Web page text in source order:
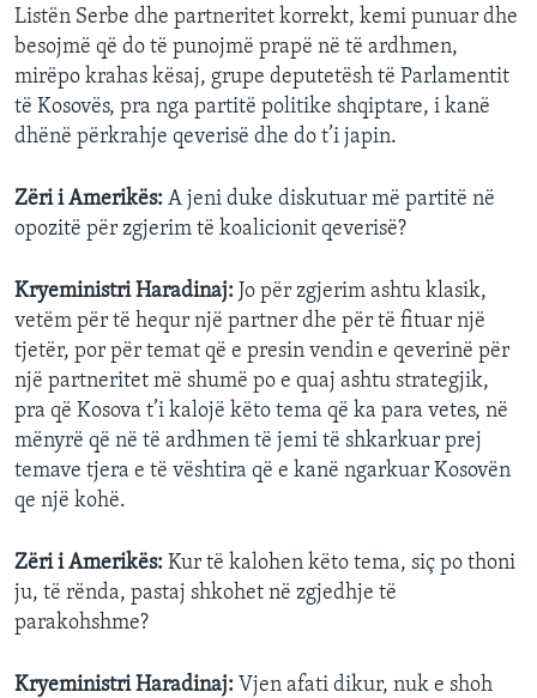
Listën Serbe dhe partneritet korrekt, kemi punuar dhe
besojmë që do të punojmë prapë në të ardhmen,
mirëpo krahas kësaj, grupe deputetësh të Parlamentit
të Kosovës, pra nga partitë politike shqiptare, i kanë
dhënë përkrahje qeverisë dhe do t’i japin.
Zëri i Amerikës: A jeni duke diskutuar më partitë në
opozitë për zgjerim të koalicionit qeverisë?
Kryeministri Haradinaj: Jo për zgjerim ashtu klasik,
vetëm për të hequr një partner dhe për të fituar një
tjetër, por për temat që e presin vendin e qeverinë për
një partneritet më shumë po e quaj ashtu strategjik,
pra që Kosova t’i kalojë këto tema që ka para vetes, në
mënyrë që në të ardhmen të jemi të shkarkuar prej
temave tjera e të vështira që e kanë ngarkuar Kosovën
qe një kohë.
Zëri i Amerikës: Kur të kalohen këto tema, siç po thoni
ju, të rënda, pastaj shkohet në zgjedhje të
parakohshme?
Kryeministri Haradinaj: Vjen afati dikur, nuk e shoh